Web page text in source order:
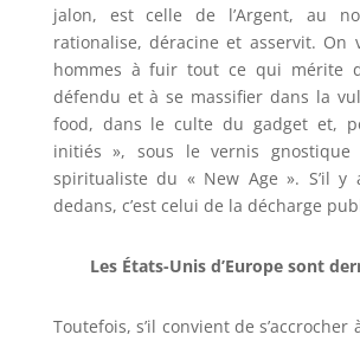
jalon, est celle de l’Argent, au
rationalise, déracine et asservit. On
hommes à fuir tout ce qui mérite
défendu et à se massifier dans la
food, dans le culte du gadget et,
initiés », sous le vernis gnostique
spiritualiste du « New Age ». S’il
dedans, c’est celui de la décharge
Les États-Unis d’Europe sont
Toutefois, s’il convient de s’accrocher